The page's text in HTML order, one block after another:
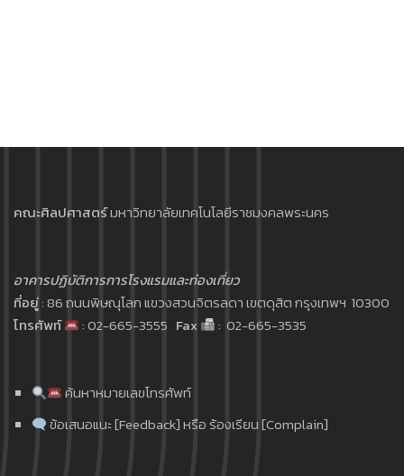
คณะศิลปศาสตร์มหาวิทยาลัยเทคโนโลยีราชมงคลพระนคร
อาคารปฏิบัติการการโรงแรมและท่องเที่ยว
ที่อยู่: 86 ถนนพิษณุโลก แขวงสวนจิตรลดา เขตดุสิต กรุงเทพฯ 10300
โทรศัพท์
: 02-665-3555 Fax : 02-665-3535
ค้นหาหมายเลขโทรศัพท์
ข้อเสนอแนะ [Feedback] หรือ ร้องเรียน [Complain]